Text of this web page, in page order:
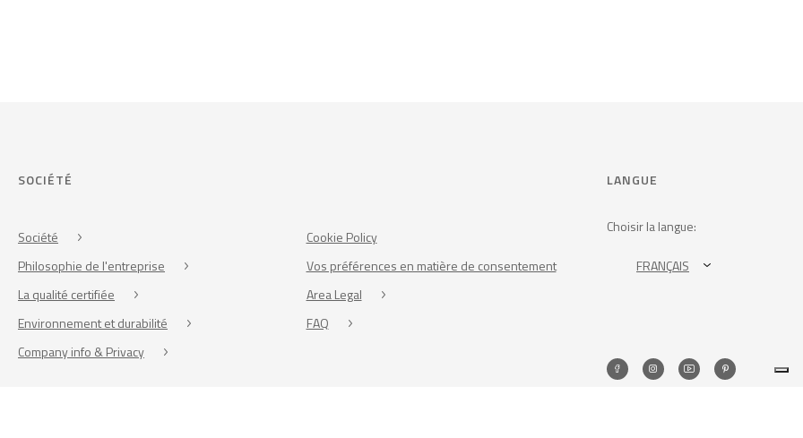
SOCIÉTÉ
Société
Philosophie de l'entreprise
La qualité certifiée
Environnement et durabilité
Company info & Privacy
Cookie Policy
Vos préférences en matière de consentement
Area Legal
FAQ
LANGUE
Choisir la langue:
FRANÇAIS